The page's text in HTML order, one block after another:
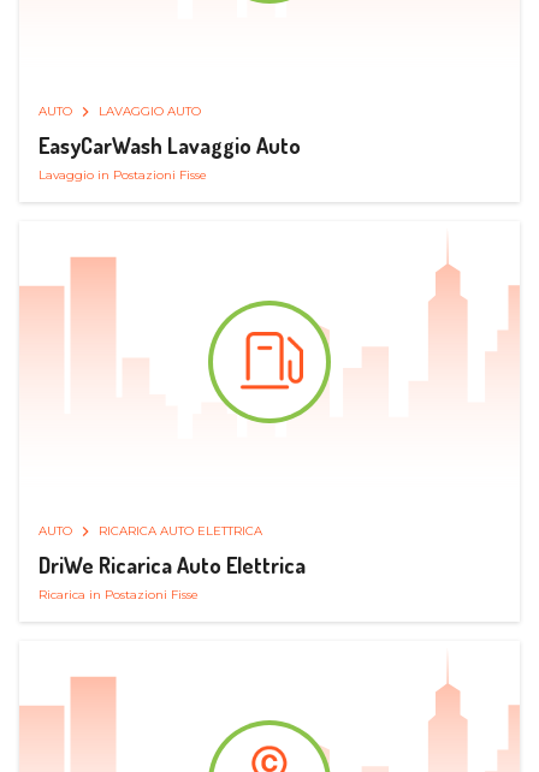
AUTO LAVAGGIO AUTO
EasyCarWash Lavaggio Auto
Lavaggio in Postazioni Fisse
AUTO RICARICA AUTO ELETTRICA
DriWe Ricarica Auto Elettrica
Ricarica in Postazioni Fisse